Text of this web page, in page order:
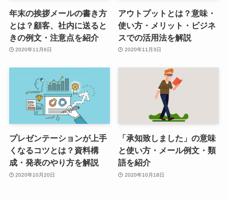
年末の挨拶メールの書き方
とは？顧客、社内に送ると
きの例文・注意点を紹介
2020年11月6日
アウトプットとは？意味・
使い方・メリット・ビジネ
スでの活用法を解説
2020年11月3日
プレゼンテーションが上手
くなるコツとは？資料構
成・発表のやり方を解説
2020年10月20日
「承知致しました」の意味
と使い方・メール例文・類
語を紹介
2020年10月18日